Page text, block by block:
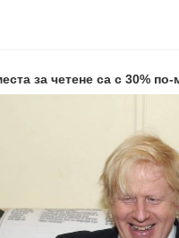
за четене са с 30% по-